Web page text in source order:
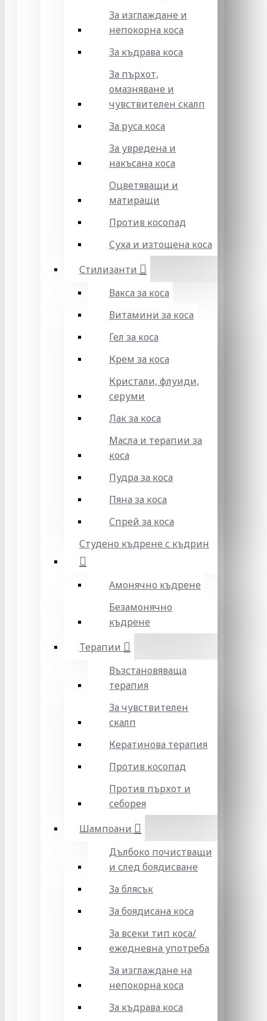
За изглаждане и
непокорна коса
За къдрава коса
За пърхот,
омазняване и
чувствителен скалп
За руса коса
За увредена и
накъсана коса
Оцветяващи и
матиращи
Против косопад
Суха и изтощена коса
Стилизанти
Вакса за коса
Витамини за коса
Гел за коса
Крем за коса
Кристали, флуиди,
серуми
Лак за коса
Масла и терапии за
коса
Пудра за коса
Пяна за коса
Спрей за коса
Студено къдрене с къдрин
Амонячно къдрене
Безамонячно
къдрене
Терапии
Възстановяваща
терапия
За чувствителен
скалп
Кератинова терапия
Против косопад
Против пърхот и
себорея
Шампоани
Дълбоко почистващи
и след боядисване
За блясък
За боядисана коса
За всеки тип коса/
ежедневна употреба
За изглаждане на
непокорна коса
За къдрава коса